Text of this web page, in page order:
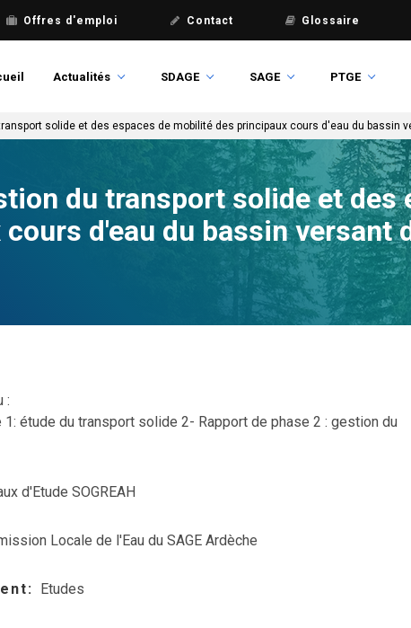
Offres d'emploi Contact Glossaire
Actualités SDAGE SAGE PTGE
solide et des espaces de mobilité des principaux cours d'eau du bassin
du transport solide et des
d'eau du bassin versant
:
1: étude du transport solide 2- Rapport de phase 2 : gestion du
d'Etude SOGREAH
Locale de l'Eau du SAGE Ardèche
Etudes